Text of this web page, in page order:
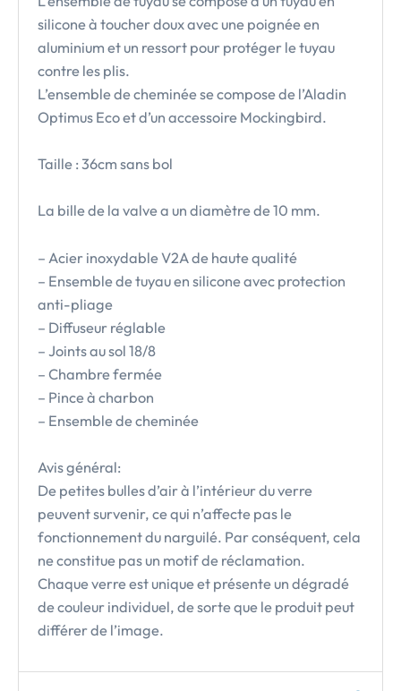
silicone à toucher doux avec une poignée en
aluminium et un ressort pour protéger le tuyau
contre les plis.
L’ensemble de cheminée se compose de l’Aladin
Optimus Eco et d’un accessoire Mockingbird.
Taille : 36cm sans bol
La bille de la valve a un diamètre de 10 mm.
– Acier inoxydable V2A de haute qualité
– Ensemble de tuyau en silicone avec protection
anti-pliage
– Diffuseur réglable
– Joints au sol 18/8
– Chambre fermée
– Pince à charbon
– Ensemble de cheminée
Avis général:
De petites bulles d’air à l’intérieur du verre
peuvent survenir, ce qui n’affecte pas le
fonctionnement du narguilé. Par conséquent, cela
ne constitue pas un motif de réclamation.
Chaque verre est unique et présente un dégradé
de couleur individuel, de sorte que le produit peut
différer de l’image.